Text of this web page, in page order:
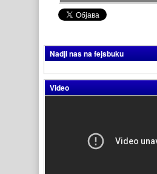
Nadji nas na fejsbuku
Video